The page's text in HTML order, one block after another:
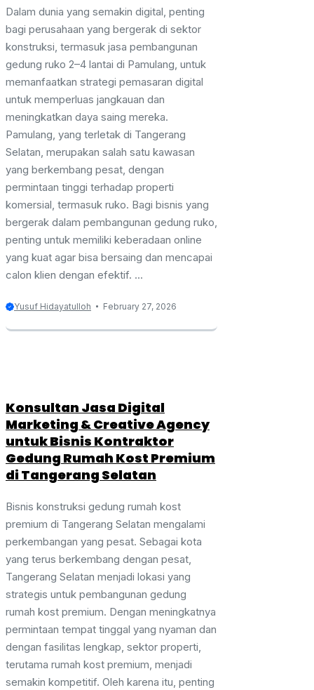
Dalam dunia yang semakin digital, penting
bagi perusahaan yang bergerak di sektor
konstruksi, termasuk jasa pembangunan
gedung ruko 2–4 lantai di Pamulang, untuk
memanfaatkan strategi pemasaran digital
untuk memperluas jangkauan dan
meningkatkan daya saing mereka.
Pamulang, yang terletak di Tangerang
Selatan, merupakan salah satu kawasan
yang berkembang pesat, dengan
permintaan tinggi terhadap properti
komersial, termasuk ruko. Bagi bisnis yang
bergerak dalam pembangunan gedung ruko,
penting untuk memiliki keberadaan online
yang kuat agar bisa bersaing dan mencapai
calon klien dengan efektif. ...
Yusuf Hidayatulloh February 27, 2026
Konsultan Jasa Digital
Marketing & Creative Agency
untuk Bisnis Kontraktor
Gedung Rumah Kost Premium
di Tangerang Selatan
Bisnis konstruksi gedung rumah kost
premium di Tangerang Selatan mengalami
perkembangan yang pesat. Sebagai kota
yang terus berkembang dengan pesat,
Tangerang Selatan menjadi lokasi yang
strategis untuk pembangunan gedung
rumah kost premium. Dengan meningkatnya
permintaan tempat tinggal yang nyaman dan
dengan fasilitas lengkap, sektor properti,
terutama rumah kost premium, menjadi
semakin kompetitif. Oleh karena itu, penting